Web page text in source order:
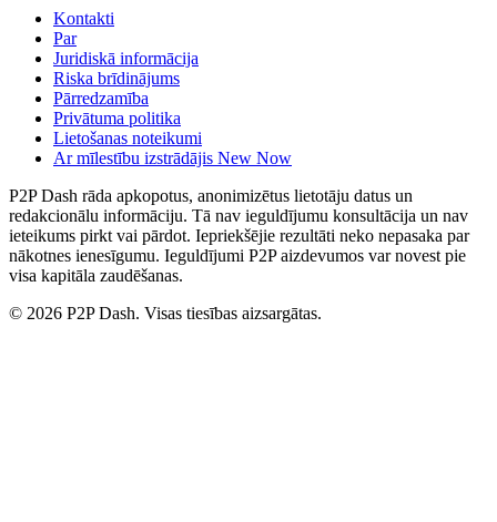
Kontakti
Par
Juridiskā informācija
Riska brīdinājums
Pārredzamība
Privātuma politika
Lietošanas noteikumi
Ar mīlestību izstrādājis New Now
P2P Dash rāda apkopotus, anonimizētus lietotāju datus un
redakcionālu informāciju. Tā nav ieguldījumu konsultācija un nav
ieteikums pirkt vai pārdot. Iepriekšējie rezultāti neko nepasaka par
nākotnes ienesīgumu. Ieguldījumi P2P aizdevumos var novest pie
visa kapitāla zaudēšanas.
© 2026 P2P Dash. Visas tiesības aizsargātas.